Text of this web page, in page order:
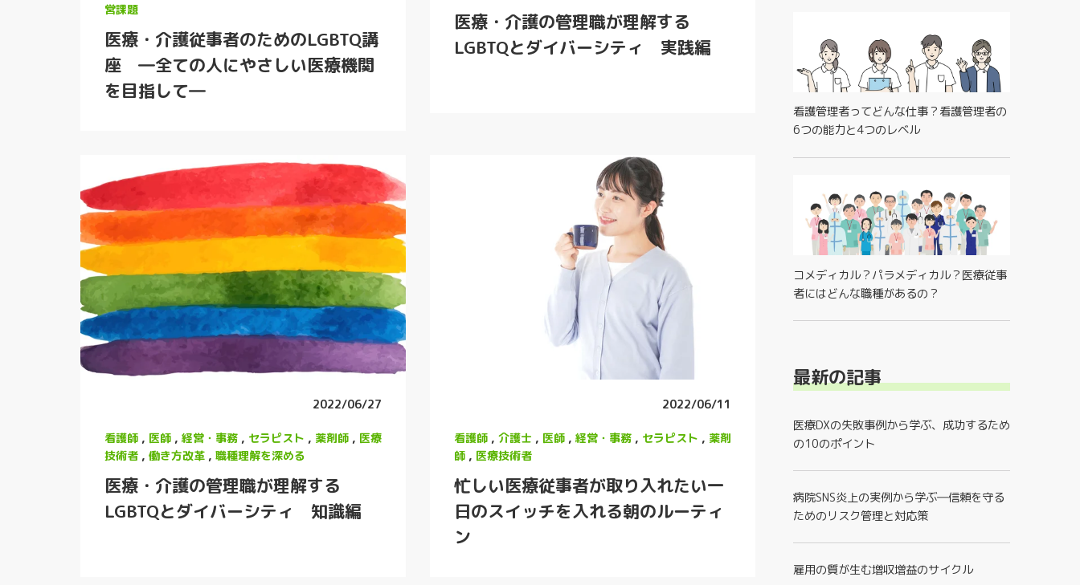
営課題
医療・介護従事者のためのLGBTQ講
座 ―全ての人にやさしい医療機関
を目指して―
医療・介護の管理職が理解する
LGBTQとダイバーシティ 実践編
2022/06/27
看護師 , 医師 , 経営・事務 , セラピスト , 薬剤師 , 医療
技術者 , 働き方改革 , 職種理解を深める
医療・介護の管理職が理解する
LGBTQとダイバーシティ 知識編
2022/06/11
看護師, 介護士 , 医師, 経営・事務, セラピスト , 薬剤
師, 医療技術者
忙しい医療従事者が取り入れたい一
日のスイッチを入れる朝のルーティ
ン
看護管理者ってどんな仕事？看護管理者の
6つの能力と4つのレベル
コメディカル？パラメディカル？医療従事
者にはどんな職種があるの？
最新の記事
医療DXの失敗事例から学ぶ、成功するため
の10のポイント
病院SNS炎上の実例から学ぶ―信頼を守る
ためのリスク管理と対応策
雇用の質が生む増収増益のサイクル